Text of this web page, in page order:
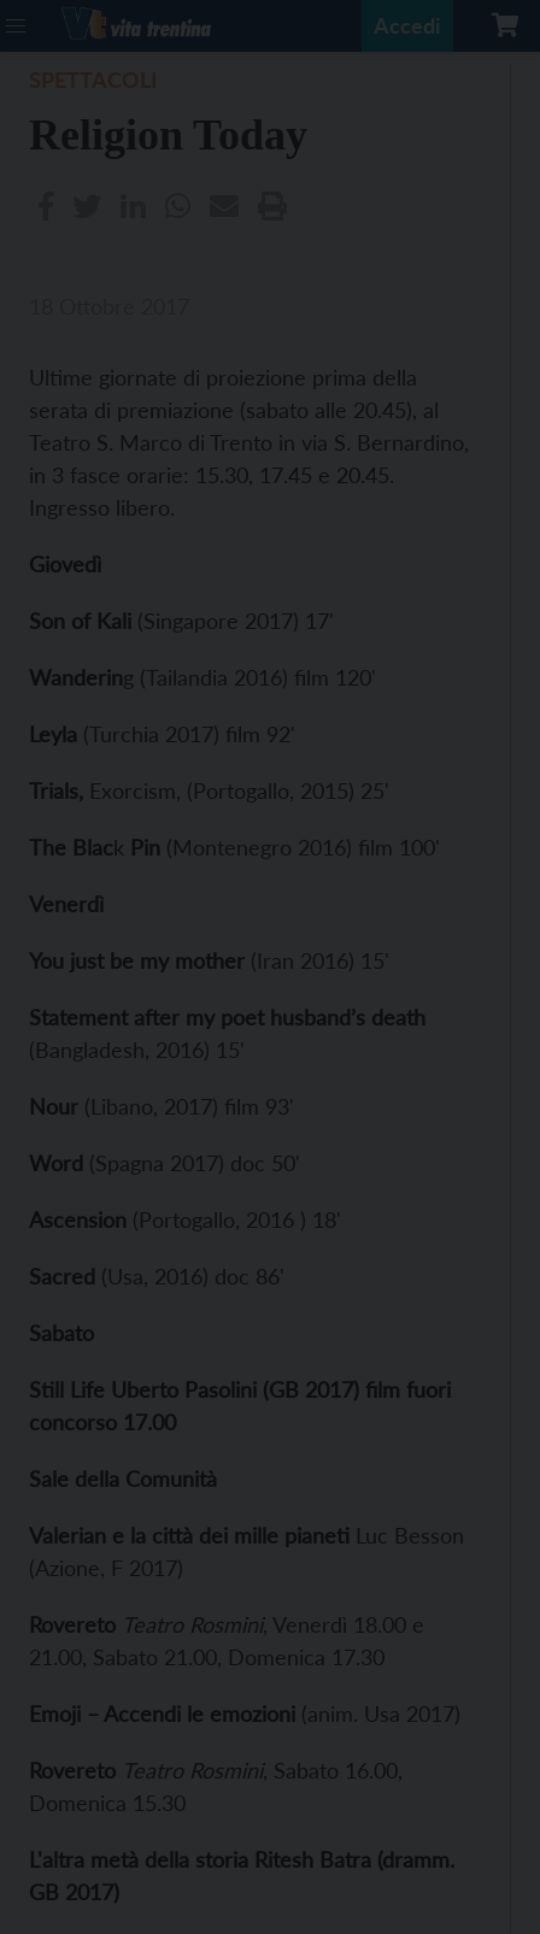
Accedi
Religion Today
Ultime giornate di proiezione prima della
serata di premiazione (sabato alle 20.45), al
Teatro S. Marco di Trento in via S. Bernardino,
in 3 fasce orarie: 15.30, 17.45 e 20.45.
Ingresso libero.
Giovedì
Son of Kali (Singapore 2017) 17'
Wandering (Tailandia 2016) film 120'
Leyla (Turchia 2017) film 92'
Trials, Exorcism, (Portogallo, 2015) 25'
The Black Pin (Montenegro 2016) film 100'
Venerdì
You just be my mother (Iran 2016) 15'
Statement after my poet husband’s death
(Bangladesh, 2016) 15'
Nour (Libano, 2017) film 93'
Word (Spagna 2017) doc 50'
Ascension (Portogallo, 2016 ) 18'
Sacred (Usa, 2016) doc 86'
Sabato
Still Life Uberto Pasolini (GB 2017) film fuori
concorso 17.00
Sale della Comunità
Valerian e la città dei mille pianeti Luc Besson
(Azione, F 2017)
Rovereto Teatro Rosmini, Venerdì 18.00 e
21.00, Sabato 21.00, Domenica 17.30
Emoji – Accendi le emozioni (anim. Usa 2017)
Rovereto Teatro Rosmini, Sabato 16.00,
Domenica 15.30
L'altra metà della storia Ritesh Batra (dramm.
GB 2017)